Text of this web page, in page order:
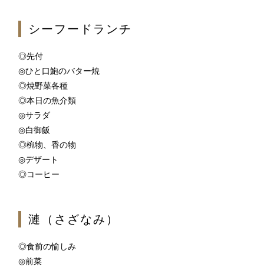
シーフードランチ
◎先付
◎ひと口鮑のバター焼
◎焼野菜各種
◎本日の魚介類
◎サラダ
◎白御飯
◎椀物、香の物
◎デザート
◎コーヒー
漣（さざなみ）
◎食前の愉しみ
◎前菜